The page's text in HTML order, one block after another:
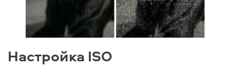
Настройка ISO